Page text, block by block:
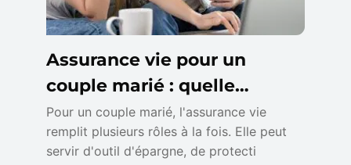
Assurance vie pour un
couple marié : quelle
stratégie adopter ?
Pour un couple marié, l'assurance vie
remplit plusieurs rôles à la fois. Elle peut
servir d'outil d'épargne, de protecti